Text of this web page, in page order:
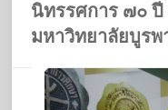
นิทรรศการ ๗๐ ปี
มหาวิทยาลัยบูรพ